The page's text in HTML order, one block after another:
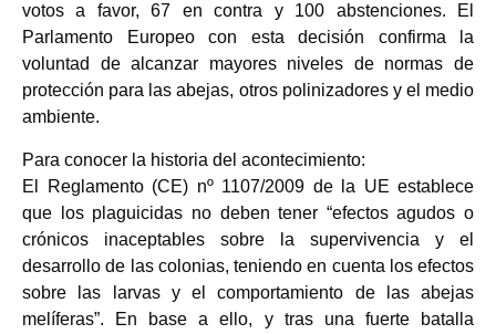
votos a favor, 67 en contra y 100 abstenciones. El
Parlamento Europeo con esta decisión confirma la
voluntad de alcanzar mayores niveles de normas de
protección para las abejas, otros polinizadores y el medio
ambiente.
Para conocer la historia del acontecimiento:
El Reglamento (CE) nº 1107/2009 de la UE establece
que los plaguicidas no deben tener “efectos agudos o
crónicos inaceptables sobre la supervivencia y el
desarrollo de las colonias, teniendo en cuenta los efectos
sobre las larvas y el comportamiento de las abejas
melíferas”. En base a ello, y tras una fuerte batalla